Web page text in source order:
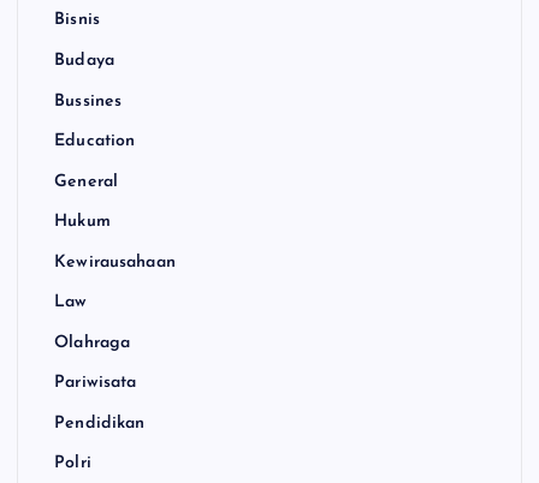
Bisnis
Budaya
Bussines
Education
General
Hukum
Kewirausahaan
Law
Olahraga
Pariwisata
Pendidikan
Polri